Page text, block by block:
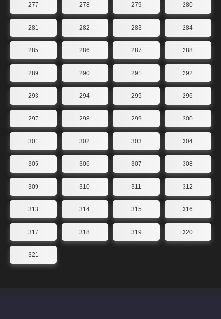
277 278 279 280
281 282 283 284
285 286 287 288
289 290 291 292
293 294 295 296
297 298 299 300
301 302 303 304
305 306 307 308
309 310 311 312
313 314 315 316
317 318 319 320
321